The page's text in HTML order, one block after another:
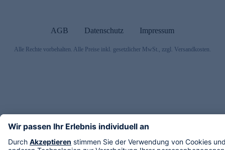
AGB Datenschutz Impressum
Alle Rechte vorbehalten. Alle Preise inkl. gesetzlicher MwSt., zzgl. Versandkosten.